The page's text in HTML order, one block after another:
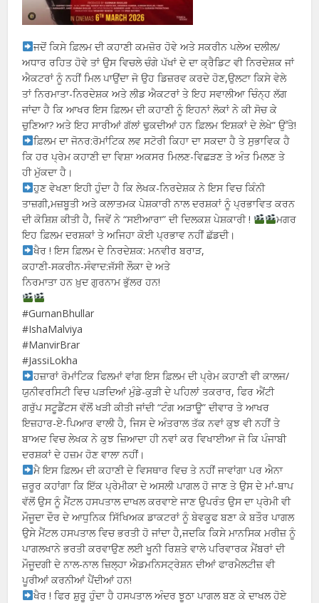
ਜਦੋਂ ਕਿਸੇ ਫ਼ਿਲਮ ਦੀ ਕਹਾਣੀ ਕਮਜ਼ੋਰ ਹੋਵੇ ਅਤੇ ਸਕਰੀਨ ਪਲੇਅ ਦਲੀਲ/
ਅਧਾਰ ਰਹਿਤ ਹੋਵੇ ਤਾਂ ਉਸ ਵਿਚਲੇ ਚੰਗੇ ਪੱਖਾਂ ਦੇ ਦਾ ਕ੍ਰੈਡਿਟ ਵੀ ਨਿਰਦੇਸ਼ਕ ਜਾਂ
ਐਕਟਰਾਂ ਨੂੰ ਨਹੀਂ ਮਿਲ ਪਾਉਂਦਾ ਜੋ ਉਹ ਡਿਜ਼ਰਵ ਕਰਦੇ ਹੋਣ,ਉਲਟਾ ਕਿਸੇ ਵੇਲੇ
ਤਾਂ ਨਿਰਮਾਤਾ-ਨਿਰਦੇਸ਼ਕ ਅਤੇ ਲੀਡ ਐਕਟਰਾਂ ਤੇ ਇਹ ਸਵਾਲੀਆ ਚਿੰਨ੍ਹ ਲੱਗ
ਜਾਂਦਾ ਹੈ ਕਿ ਆਖਰ ਇਸ ਫ਼ਿਲਮ ਦੀ ਕਹਾਣੀ ਨੂੰ ਇਹਨਾਂ ਲੋਕਾਂ ਨੇ ਕੀ ਸੋਚ ਕੇ
ਚੁਣਿਆ? ਅਤੇ ਇਹ ਸਾਰੀਆਂ ਗੱਲਾਂ ਢੁਕਦੀਆਂ ਹਨ ਫ਼ਿਲਮ ‘ਇਸ਼ਕਾਂ ਦੇ ਲੇਖੇ” ਉੱਤੇ!
ਫ਼ਿਲਮ ਦਾ ਜੋਨਰ:ਰੋਮਾਂਟਿਕ ਲਵ ਸਟੋਰੀ ਕਿਹਾ ਦਾ ਸਕਦਾ ਹੈ ਤੇ ਸੁਭਾਵਿਕ ਹੈ
ਕਿ ਹਰ ਪ੍ਰੇਮ ਕਹਾਣੀ ਦਾ ਵਿਸ਼ਾ ਅਕਸਰ ਮਿਲਣ-ਵਿਛੜਣ ਤੇ ਅੰਤ ਮਿਲਣ ਤੇ
ਹੀ ਮੁੱਕਦਾ ਹੈ।
ਹੁਣ ਵੇਖਣਾ ਇਹੀ ਹੁੰਦਾ ਹੈ ਕਿ ਲੇਖਕ-ਨਿਰਦੇਸ਼ਕ ਨੇ ਇਸ ਵਿਚ ਕਿੰਨੀ
ਤਾਜ਼ਗੀ,ਮਜ਼ਬੂਤੀ ਅਤੇ ਕਲਾਤਮਕ ਪੇਸ਼ਕਾਰੀ ਨਾਲ ਦਰਸ਼ਕਾਂ ਨੂੰ ਪ੍ਰਭਾਵਿਤ ਕਰਨ
ਦੀ ਕੋਸ਼ਿਸ਼ ਕੀਤੀ ਹੈ, ਜਿਵੇਂ ਨੇ “ਸਈਆਰਾ” ਦੀ ਦਿਲਕਸ਼ ਪੇਸ਼ਕਾਰੀ !
ਮਗਰ
ਇਹ ਫ਼ਿਲਮ ਦਰਸ਼ਕਾਂ ਤੇ ਅਜਿਹਾ ਕੋਈ ਪ੍ਰਭਾਵ ਨਹੀਂ ਛੱਡਦੀ।
ਖੈਰ ! ਇਸ ਫ਼ਿਲਮ ਦੇ ਨਿਰਦੇਸ਼ਕ: ਮਨਵੀਰ ਬਰਾੜ,
ਕਹਾਣੀ-ਸਕਰੀਨ-ਸੰਵਾਦ:ਜੱਸੀ ਲੌਕਾ ਦੇ ਅਤੇ
ਨਿਰਮਾਤਾ ਹਨ ਖ਼ੁਦ ਗੁਰਨਾਮ ਭੁੱਲਰ ਹਨ!
#GurnanBhullar
#IshaMalviya
#ManvirBrar
#JassiLokha
ਹਜ਼ਾਰਾਂ ਰੋਮਾਂਟਿਕ ਫਿਲਮਾਂ ਵਾਂਗ ਇਸ ਫ਼ਿਲਮ ਦੀ ਪ੍ਰੇਮ ਕਹਾਣੀ ਵੀ ਕਾਲਜ/
ਯੁਨੀਵਰਸਿਟੀ ਵਿਚ ਪੜਦਿਆਂ ਮੁੰਡੇ-ਕੁੜੀ ਦੇ ਪਹਿਲਾਂ ਤਕਰਾਰ, ਫਿਰ ਐਂਟੀ
ਗਰੁੱਪ ਸਟੂਡੈਂਟਸ ਵੱਲੋਂ ਖੜੀ ਕੀਤੀ ਜਾਂਦੀ “ਟੰਗ ਅੜਾਊ” ਦੀਵਾਰ ਤੇ ਆਖਰ
ਇਜ਼ਹਾਰ-ਏ-ਪਿਆਰ ਵਾਲੀ ਹੈ, ਜਿਸ ਦੇ ਅੰਤਰਾਲ ਤੱਕ ਨਵਾਂ ਕੁਝ ਵੀ ਨਹੀਂ ਤੇ
ਬਾਅਦ ਵਿਚ ਲੇਖਕ ਨੇ ਕੁਝ ਜ਼ਿਆਦਾ ਹੀ ਨਵਾਂ ਕਰ ਵਿਖਾਈਆ ਜੋ ਕਿ ਪੰਜਾਬੀ
ਦਰਸ਼ਕਾਂ ਦੇ ਹਜ਼ਮ ਹੋਣ ਵਾਲਾ ਨਹੀਂ।
ਮੈ ਇਸ ਫ਼ਿਲਮ ਦੀ ਕਹਾਣੀ ਦੇ ਵਿਸਥਾਰ ਵਿਚ ਤੇ ਨਹੀਂ ਜਾਵਾਂਗਾ ਪਰ ਐਨਾ
ਜ਼ਰੂਰ ਕਹਾਂਗਾ ਕਿ ਇੱਕ ਪ੍ਰੇਮੀਕਾ ਦੇ ਅਸਲੀ ਪਾਗਲ ਹੋ ਜਾਣ ਤੇ ਉਸ ਦੇ ਮਾਂ-ਬਾਪ
ਵੱਲੋਂ ਉਸ ਨੂੰ ਮੈਂਟਲ ਹਸਪਤਾਲ ਦਾਖਲ ਕਰਵਾਏ ਜਾਣ ਉਪਰੰਤ ਉਸ ਦਾ ਪ੍ਰੇਮੀ ਵੀ
ਮੌਜੂਦਾ ਦੌਰ ਦੇ ਆਧੁਨਿਕ ਸਿੱਖਿਅਕ ਡਾਕਟਰਾਂ ਨੂੰ ਬੇਵਕੂਫ ਬਣਾ ਕੇ ਬਤੌਰ ਪਾਗਲ
ਉਸੇ ਮੈਂਟਲ ਹਸਪਤਾਲ ਵਿਚ ਭਰਤੀ ਹੋ ਜਾਂਦਾ ਹੈ,ਜਦਕਿ ਕਿਸੇ ਮਾਨਸਿਕ ਮਰੀਜ਼ ਨੂੰ
ਪਾਗਲਖਾਨੇ ਭਰਤੀ ਕਰਵਾਉਣ ਲਈ ਖੂਨੀ ਰਿਸ਼ਤੇ ਵਾਲੇ ਪਰਿਵਾਰਕ ਮੈਂਬਰਾਂ ਦੀ
ਮੌਜੂਦਗੀ ਦੇ ਨਾਲ-ਨਾਲ ਜ਼ਿਲ੍ਹਾ ਐਡਮਨਿਸਟ੍ਰੇਸ਼ਨ ਦੀਆਂ ਫਾਰਮੈਲਟੀਜ਼ ਵੀ
ਪੂਰੀਆਂ ਕਰਨੀਆਂ ਪੈਂਦੀਆਂ ਹਨ!
ਖੈਰ ! ਫਿਰ ਸ਼ੁਰੂ ਹੁੰਦਾ ਹੈ ਹਸਪਤਾਲ ਅੰਦਰ ਝੂਠਾ ਪਾਗਲ ਬਣ ਕੇ ਦਾਖਲ ਹੋਏ